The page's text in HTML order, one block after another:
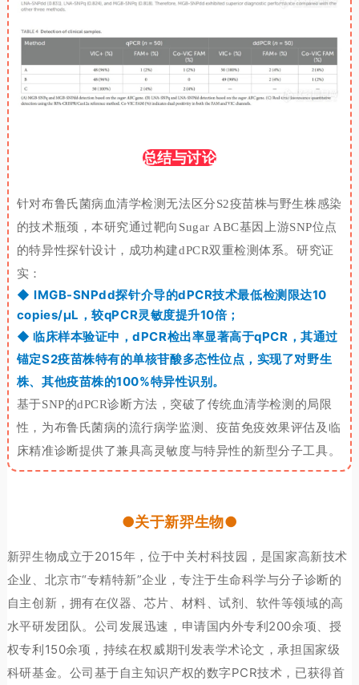
总结与讨论
针对布鲁氏菌病血清学检测无法区分S2疫苗株与野生株感染
的技术瓶颈，本研究通过靶向Sugar ABC基因上游SNP位点
的特异性探针设计，成功构建dPCR双重检测体系。研究证
实：
◆ lMGB-SNPdd探针介导的dPCR技术最低检测限达10
copies/μL，较qPCR灵敏度提升10倍；
◆ 临床样本验证中，dPCR检出率显著高于qPCR ，其通过
锚定S2疫苗株特有的单核苷酸多态性位点，实现了对野生
株、其他疫苗株的100%特异性识别。
基于SNP的dPCR诊断方法，突破了传统血清学检测的局限
性，为布鲁氏菌病的流行病学监测、疫苗免疫效果评估及临
床精准诊断提供了兼具高灵敏度与特异性的新型分子工具。
●关于新羿生物●
新羿生物成立于2015年，位于中关村科技园，是国家高新技术
企业、北京市“专精特新”企业，专注于生命科学与分子诊断的
自主创新，拥有在仪器、芯片、材料、试剂、软件等领域的高
水平研发团队。公司发展迅速，申请国内外专利200余项、授
权专利150余项，持续在权威期刊发表学术论文，承担国家级
科研基金。公司基于自主知识产权的数字PCR技术，已获得首